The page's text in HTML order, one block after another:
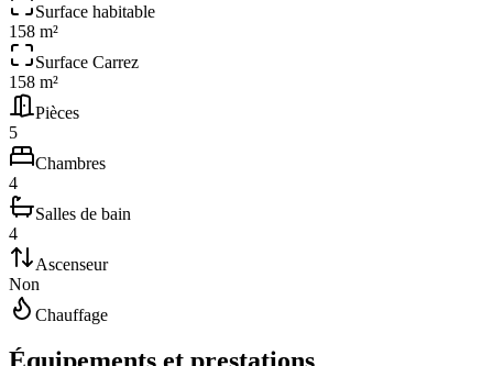
Surface habitable
158 m²
Surface Carrez
158 m²
Pièces
5
Chambres
4
Salles de bain
4
Ascenseur
Non
Chauffage